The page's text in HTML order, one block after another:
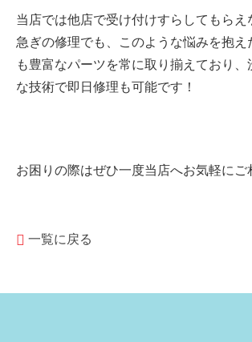
当店では他店で受け付けすらしてもらえ
急ぎの修理でも、このような悩みを抱え
も豊富なパーツを常に取り揃えており、
な技術で即日修理も可能です！
お困りの際はぜひ一度当店へお気軽にご
一覧に戻る